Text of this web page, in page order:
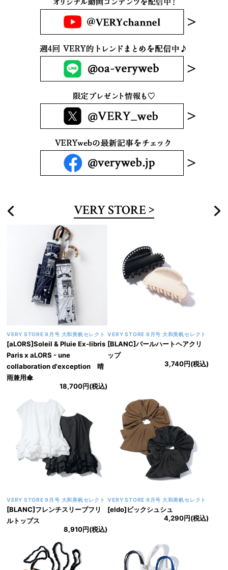
VERY STORE
VERY STORE 9月号 大和美帆セレクト
[aLORS]Soleil & Pluie Ex-libris
Paris x aLORS - une
collaboration d'exception 晴
雨兼用傘
18,700円(税込)
VERY STORE 9月号 大和美帆セレクト
[BLANC]パールハートヘアクリ
ップ
3,740円(税込)
VERY STORE 9月号 大和美帆セレクト
[BLANC]フレンチスリーブフリ
ルトップス
8,910円(税込)
VERY STORE 9月号 大和美帆セレクト
[eldo]ビックシュシュ
4,290円(税込)